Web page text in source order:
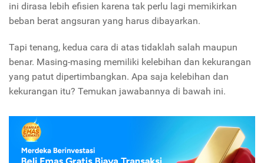
ini dirasa lebih efisien karena tak perlu lagi memikirkan
beban berat angsuran yang harus dibayarkan.
Tapi tenang, kedua cara di atas tidaklah salah maupun
benar. Masing-masing memiliki kelebihan dan kekurangan
yang patut dipertimbangkan. Apa saja kelebihan dan
kekurangan itu? Temukan jawabannya di bawah ini.